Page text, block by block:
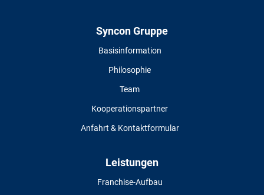
Syncon Gruppe
Basisinformation
Philosophie
Team
Kooperationspartner
Anfahrt & Kontaktformular
Leistungen
Franchise-Aufbau